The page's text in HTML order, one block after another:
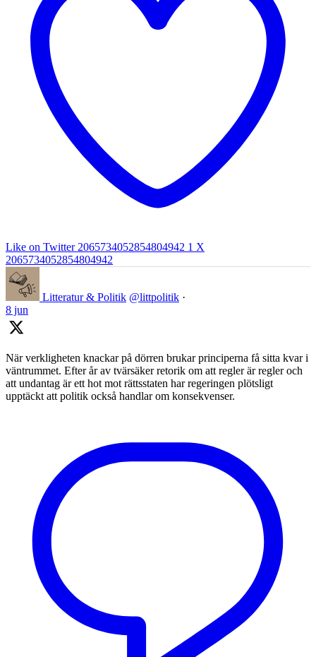
Like on Twitter 2065734052854804942 1 X
2065734052854804942
Litteratur & Politik @littpolitik ·
8 jun
När verkligheten knackar på dörren brukar principerna få sitta kvar i
väntrummet. Efter år av tvärsäker retorik om att regler är regler och
att undantag är ett hot mot rättsstaten har regeringen plötsligt
upptäckt att politik också handlar om konsekvenser.